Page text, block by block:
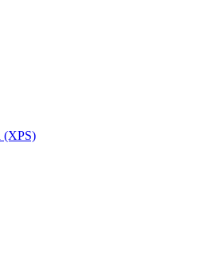
(XPS)